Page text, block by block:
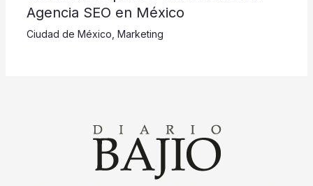
Agencia SEO en México
Ciudad de México Marketing